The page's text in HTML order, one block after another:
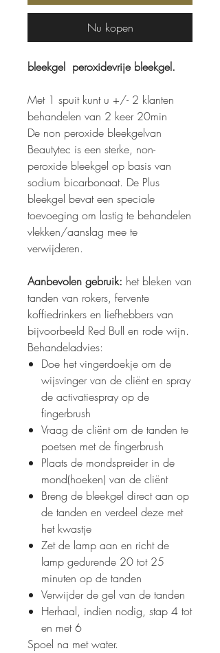
Nu kopen
bleekgel peroxidevrije bleekgel.
Met 1 spuit kunt u +/- 2 klanten
behandelen van 2 keer 20min
De non peroxide bleekgelvan
Beautytec is een sterke, non-
peroxide bleekgel op basis van
sodium bicarbonaat. De Plus
bleekgel bevat een speciale
toevoeging om lastig te behandelen
vlekken/aanslag mee te
verwijderen.
Aanbevolen gebruik: het bleken van
tanden van rokers, fervente
koffiedrinkers en liefhebbers van
bijvoorbeeld Red Bull en rode wijn.
Behandeladvies:
Doe het vingerdoekje om de
wijsvinger van de cliënt en spray
de activatiespray op de
fingerbrush
Vraag de cliënt om de tanden te
poetsen met de fingerbrush
Plaats de mondspreider in de
mond(hoeken) van de cliënt
Breng de bleekgel direct aan op
de tanden en verdeel deze met
het kwastje
Zet de lamp aan en richt de
lamp gedurende 20 tot 25
minuten op de tanden
Verwijder de gel van de tanden
Herhaal, indien nodig, stap 4 tot
en met 6
Spoel na met water.